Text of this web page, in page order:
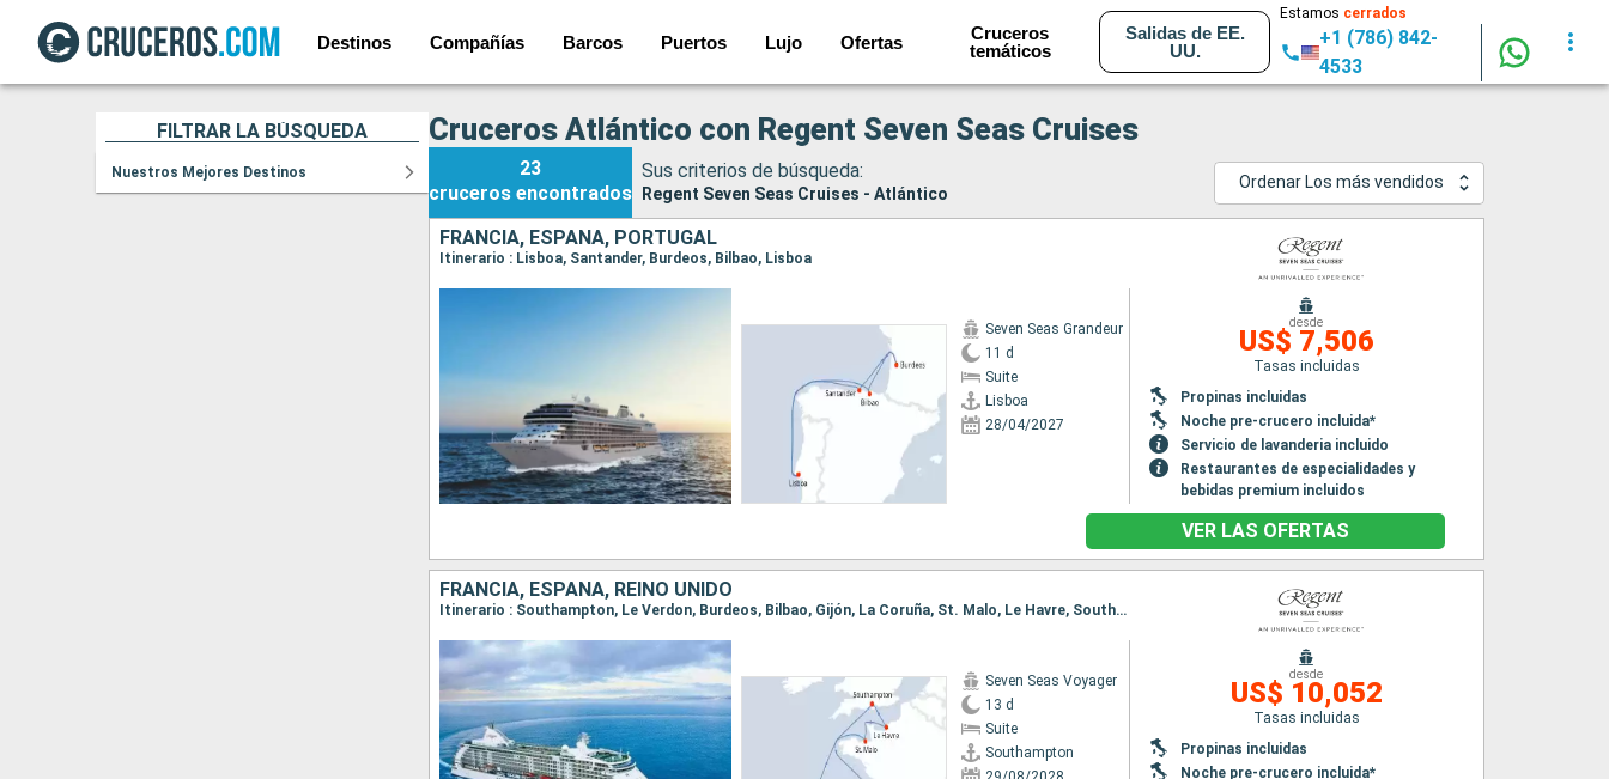
Destinos Compañías Barcos Puertos Lujo Ofertas
Cruceros
temáticos
Salidas de EE.
UU.
Estamos cerrados
+1 (786) 842-
4533
FILTRAR LA BÚSQUEDA
Nuestros Mejores Destinos
Cruceros Atlántico con Regent Seven Seas Cruises
23
cruceros encontrados
Sus criterios de búsqueda:
Regent Seven Seas Cruises - Atlántico
Ordenar Los más vendidos
FRANCIA, ESPAÑA, PORTUGAL
Itinerario : Lisboa, Santander, Burdeos, Bilbao, Lisboa
Seven Seas Grandeur
11 d
Suite
Lisboa
28/04/2027
desde
US$ 7,506
Tasas incluidas
Propinas incluidas
Noche pre-crucero incluida*
Servicio de lavanderia incluido
Restaurantes de especialidades y
bebidas premium incluidos
VER LAS OFERTAS
FRANCIA, ESPAÑA, REINO UNIDO
Itinerario : Southampton, Le Verdon, Burdeos, Bilbao, Gijón, La Coruña, St. Malo, Le Havre, Southampton
Seven Seas Voyager
13 d
Suite
Southampton
desde
US$ 10,052
Tasas incluidas
Propinas incluidas
Noche pre-crucero incluida*